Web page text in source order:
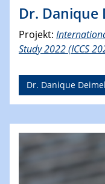
Dr. Danique
Projekt:
Study 2022 (ICCS
Dr. Danique Deimel